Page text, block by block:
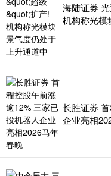
海陆证券
机构称光模
长胜证券
企业亮相